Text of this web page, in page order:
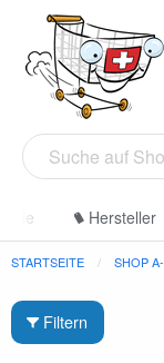
Hersteller
STARTSEITE SHOP
Filtern